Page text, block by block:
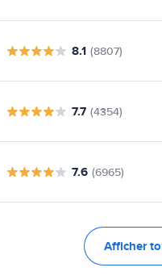
8.1 (8807)
7.7 (4354)
7.6 (6965)
Afficher